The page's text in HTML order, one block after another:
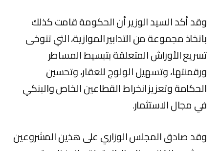
وقد أكد السيد الوزير أن الحكومة قامت كذلك
باتخاذ مجموعة من التدابير الموازية، التي تتوخى
تسريع الأوراش المتعلقة بتبسيط المساطر
ورقمنتها، وتسهيل الولوج للعقار، وتحسين
الحكامة وتعزيز انخراط القطاعين الخاص والبنكي
في مجال الاستثمار.
وقد صادق المجلس الوزاري على هذين المشروعين